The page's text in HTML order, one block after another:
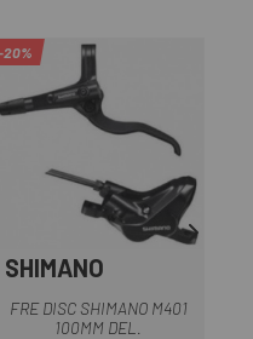
20%
SHIMANO
FRE DISC SHIMANO M401
100MM DEL.